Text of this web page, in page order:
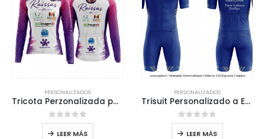
PERSONALIZADOS
Tricota Perzonalizada para el Team Raissas Arica
0out of 5
LEER MÁS
PERSONALIZADOS
Trisuit Personalizado a Empresa Team Rapanui
0out of 5
LEER MÁS